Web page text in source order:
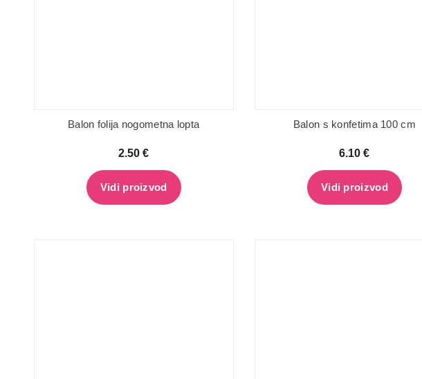
Balon folija nogometna lopta
2.50€
Vidi proizvod
Balon s konfetima 100 cm
6.10€
Vidi proizvod